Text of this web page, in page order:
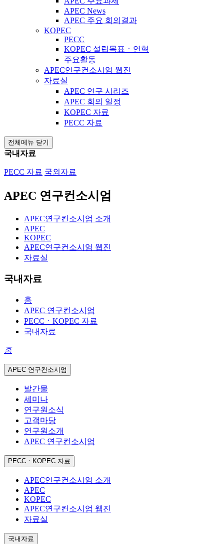
APEC News
APEC 주요 회의결과
KOPEC
PECC
KOPEC 설립목표ㆍ연혁
주요활동
APEC연구컨소시엄 웹진
자료실
APEC 연구 시리즈
APEC 회의 일정
KOPEC 자료
PECC 자료
전체메뉴 닫기
국내자료
PECC 자료 국외자료
APEC 연구컨소시엄
APEC연구컨소시엄 소개
APEC
KOPEC
APEC연구컨소시엄 웹진
자료실
국내자료
홈
APEC 연구컨소시엄
PECCㆍKOPEC 자료
국내자료
홈
APEC 연구컨소시엄
발간물
세미나
연구원소식
고객마당
연구원소개
APEC 연구컨소시엄
PECCㆍKOPEC 자료
APEC연구컨소시엄 소개
APEC
KOPEC
APEC연구컨소시엄 웹진
자료실
국내자료